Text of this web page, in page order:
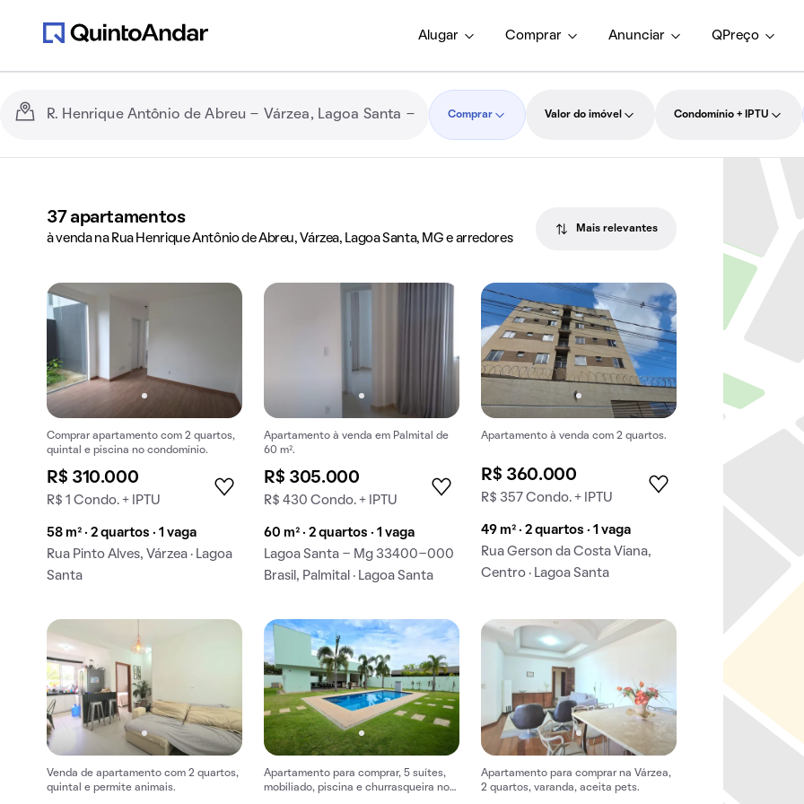
Alugar Comprar Anunciar QPreço
Comprar Valor do imóvel Condomínio + IPTU
37 apartamentos
à venda na Rua Henrique Antônio de Abreu, Várzea, Lagoa Santa, MG e arredores
Mais relevantes
Comprar apartamento com 2 quartos,
quintal e piscina no condomínio.
R$ 310.000
R$ 1 Condo. + IPTU
58 m² · 2 quartos · 1 vaga
Rua Pinto Alves, Várzea · Lagoa
Santa
Apartamento à venda em Palmital de
60 m².
R$ 305.000
R$ 430 Condo. + IPTU
60 m² · 2 quartos · 1 vaga
Lagoa Santa - Mg 33400-000
Brasil, Palmital · Lagoa Santa
Apartamento à venda com 2 quartos.
R$ 360.000
R$ 357 Condo. + IPTU
49 m² · 2 quartos · 1 vaga
Rua Gerson da Costa Viana,
Centro · Lagoa Santa
Venda de apartamento com 2 quartos,
quintal e permite animais.
Apartamento para comprar, 5 suítes,
mobiliado, piscina e churrasqueira no
Apartamento para comprar na Várzea,
2 quartos, varanda, aceita pets.